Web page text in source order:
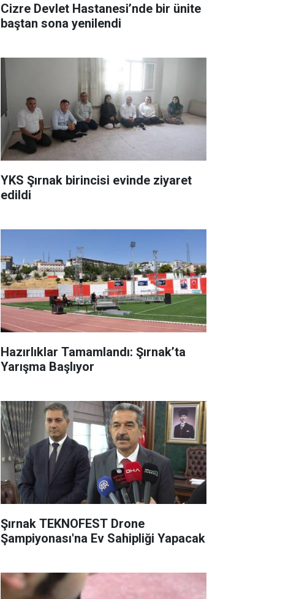
Cizre Devlet Hastanesi’nde bir ünite
baştan sona yenilendi
YKS Şırnak birincisi evinde ziyaret
edildi
Hazırlıklar Tamamlandı: Şırnak’ta
Yarışma Başlıyor
Şırnak TEKNOFEST Drone
Şampiyonası'na Ev Sahipliği Yapacak